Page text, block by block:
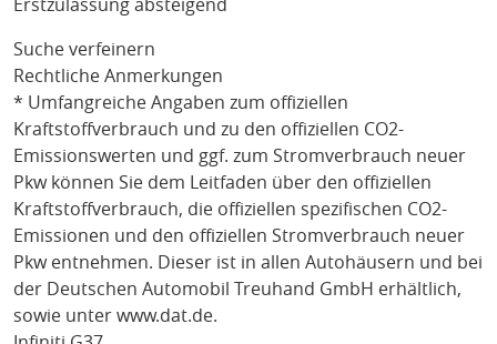
Erstzulassung absteigend
Suche verfeinern
Rechtliche Anmerkungen
* Umfangreiche Angaben zum offiziellen
Kraftstoffverbrauch und zu den offiziellen CO2-
Emissionswerten und ggf. zum Stromverbrauch neuer
Pkw können Sie dem Leitfaden über den offiziellen
Kraftstoffverbrauch, die offiziellen spezifischen CO2-
Emissionen und den offiziellen Stromverbrauch neuer
Pkw entnehmen. Dieser ist in allen Autohäusern und bei
der Deutschen Automobil Treuhand GmbH erhältlich,
sowie unter www.dat.de.